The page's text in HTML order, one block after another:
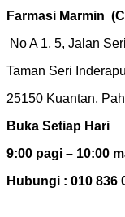
Farmasi Marmin
No A 1, 5, Jalan
Taman Seri
25150 Kuantan,
Buka Setiap Hari
9:00 pagi – 10:00
Hubungi : 010 836